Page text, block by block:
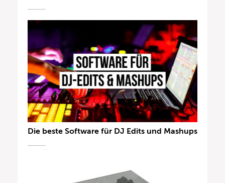
Die beste Software für DJ Edits und Mashups